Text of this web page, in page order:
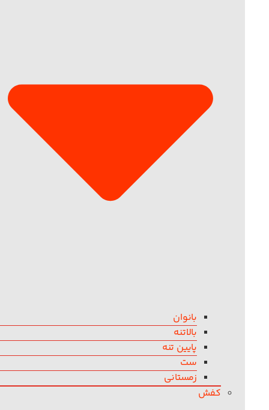
بانوان
بالاتنه
پایین تنه
ست
زمستانی
کفش